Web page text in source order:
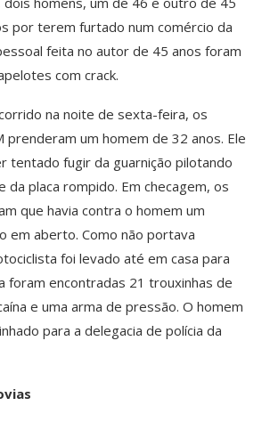
por terem furtado num comércio da
feita no autor de 45 anos foram
com crack.
na noite de sexta-feira, os
prenderam um homem de 32 anos. Ele
tentado fugir da guarnição pilotando
da placa rompido. Em checagem, os
que havia contra o homem um
em aberto. Como não portava
foi levado até em casa para
foram encontradas 21 trouxinhas de
e uma arma de pressão. O homem
para a delegacia de polícia da